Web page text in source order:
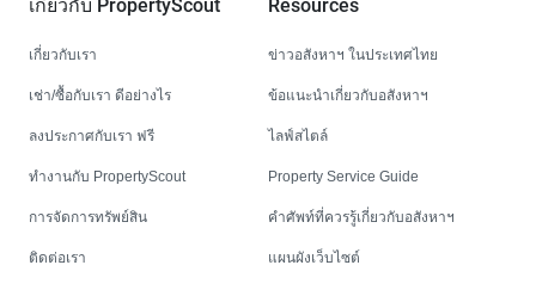
เกี่ยวกับ PropertyScout
เกี่ยวกับเรา
เช่า/ซื้อกับเรา ดีอย่างไร
ลงประกาศกับเรา ฟรี
ทำงานกับ PropertyScout
การจัดการทรัพย์สิน
ติดต่อเรา
Resources
ข่าวอสังหาฯ ในประเทศไทย
ข้อแนะนำเกี่ยวกับอสังหาฯ
ไลฟ์สไตล์
Property Service Guide
คำศัพท์ที่ควรรู้เกี่ยวกับอสังหาฯ
แผนผังเว็บไซต์